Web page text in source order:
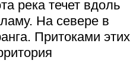
река течет вдоль
На севере в
Притоками этих